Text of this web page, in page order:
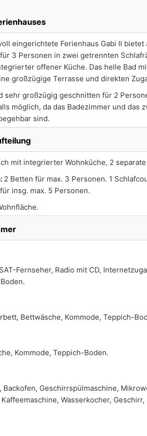
eingerichtete Ferienhaus Gabi II bietet
3 Personen in zwei getrennten
offener Küche. Das helle Bad
großzügige Terrasse und direkten
sehr großzügig geschnitten für 2
möglich, da das Badezimmer und das
sind.
mit integrierter Wohnküche, 2
2 Betten für max. 3 Personen. 1
insg. max. 5 Personen.
Fernseher, Radio mit CD,
Bettwäsche, Kommode, Teppich-
Kommode, Teppich-Boden.
Backofen, Geschirrspülmaschine,
Wasserkocher,